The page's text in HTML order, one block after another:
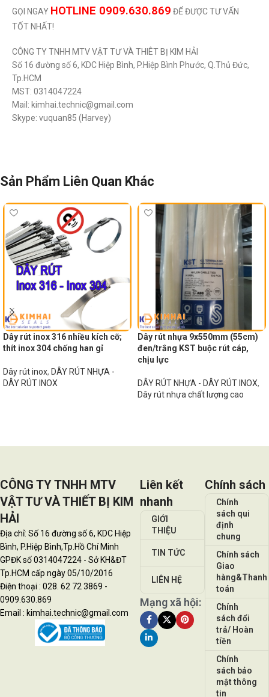
GỌI NGAY HOTLINE 0909.630.869 ĐỂ ĐƯỢC TƯ VẤN
TỐT NHẤT!
CÔNG TY TNHH MTV VẬT TƯ VÀ THIÊT BỊ KIM HẢI
Số 16 đường số 6, KDC Hiệp Bình, P.Hiệp Bình Phước, Q.Thủ Đức,
Tp.HCM
MST: 0314047224
Mail: kimhai.technic@gmail.com
Skype: vuquan85 (Harvey)
Sản Phẩm Liên Quan Khác
Dây rút inox 316 nhiều kích cỡ;
thít inox 304 chống han gỉ
Dây rút inox, DÂY RÚT NHỰA -
DÂY RÚT INOX
Dây rút nhựa 9x550mm (55cm)
đen/trắng KST buộc rút cáp,
chịu lực
DÂY RÚT NHỰA - DÂY RÚT INOX,
Dây rút nhựa chất lượng cao
CÔNG TY TNHH MTV
VẬT TƯ VÀ THIẾT BỊ KIM
HẢI
Địa chỉ: Số 16 đường số 6, KDC Hiệp
Bình, P.Hiệp Bình,Tp.Hồ Chí Minh
GPĐK số 0314047224 - Sở KH&ĐT
Tp.HCM cấp ngày 05/10/2016
Điện thoại : 028. 62 72 3869 -
0909.630.869
Email : kimhai.technic@gmail.com
Liên kết
nhanh
GIỚI
THIỆU
TIN TỨC
LIÊN HỆ
Mạng xã hội:
Chính sách
Chính
sách qui
định
chung
Chính sách
Giao
hàng&Thanh
toán
Chính
sách đổi
trả/ Hoàn
tiền
Chính
sách bảo
mật thông
tin